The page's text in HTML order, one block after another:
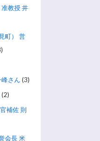
教授 井
町） 営
さん (3)
(2)
補佐 則
会長 米